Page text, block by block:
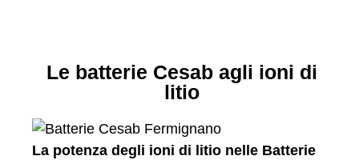
Le batterie Cesab agli ioni di
litio
La potenza degli ioni di litio nelle Batterie